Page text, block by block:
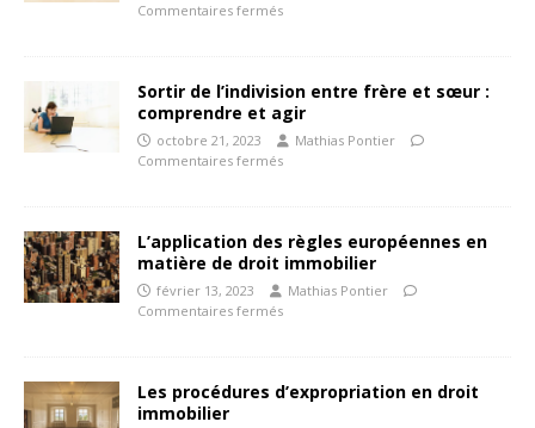
Commentaires fermés
Sortir de l’indivision entre frère et sœur :
comprendre et agir
octobre 21, 2023
Mathias Pontier
Commentaires fermés
L’application des règles européennes en
matière de droit immobilier
février 13, 2023
Mathias Pontier
Commentaires fermés
Les procédures d’expropriation en droit
immobilier